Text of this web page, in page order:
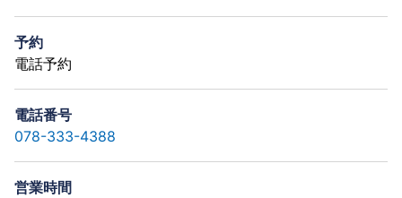
予約
電話予約
電話番号
078-333-4388
営業時間